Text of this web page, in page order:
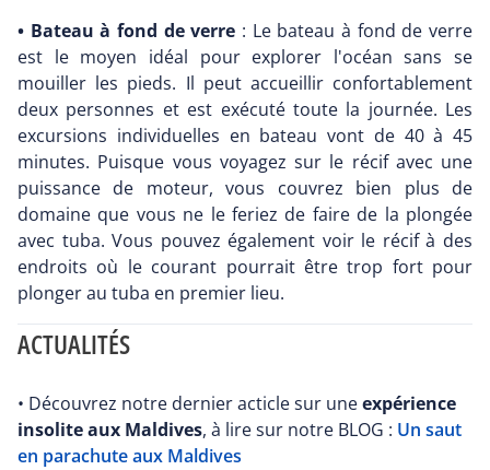
• Bateau à fond de verre : Le bateau à fond de verre
est le moyen idéal pour explorer l'océan sans se
mouiller les pieds. Il peut accueillir confortablement
deux personnes et est exécuté toute la journée. Les
excursions individuelles en bateau vont de 40 à 45
minutes. Puisque vous voyagez sur le récif avec une
puissance de moteur, vous couvrez bien plus de
domaine que vous ne le feriez de faire de la plongée
avec tuba. Vous pouvez également voir le récif à des
endroits où le courant pourrait être trop fort pour
plonger au tuba en premier lieu.
ACTUALITÉS
• Découvrez notre dernier acticle sur uneexpérience
insolite aux Maldives, à lire sur notre BLOG : Un saut
en parachute aux Maldives